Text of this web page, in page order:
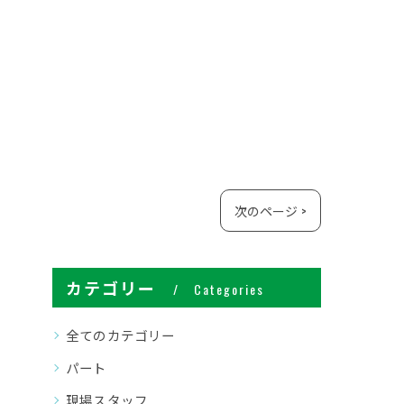
次のページ >
カテゴリー Categories
全てのカテゴリー
パート
現場スタッフ